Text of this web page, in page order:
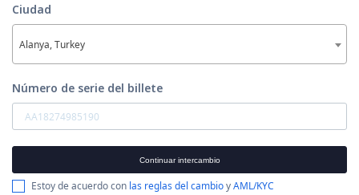
Ciudad
Alanya, Turkey
Número de serie del billete
Continuar intercambio
Estoy de acuerdo con las reglas del cambioyAML/KYC